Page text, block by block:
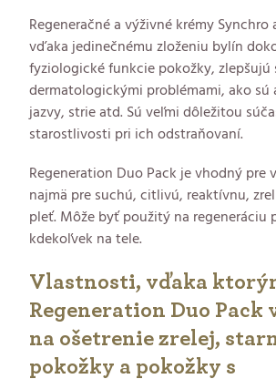
Regeneračné a výživné krémy Synchro
vďaka jedinečnému zloženiu bylín
fyziologické funkcie pokožky, zlepšujú
dermatologickými problémami, ako sú
jazvy, strie atd. Sú veľmi dôležitou
starostlivosti pri ich odstraňovaní.
Regeneration Duo Pack je vhodný pre
najmä pre suchú, citlivú, reaktívnu,
pleť. Môže byť použitý na regeneráciu
kdekoľvek na tele.
Vlastnosti, vďaka
Regeneration Duo Pack
na ošetrenie zrelej,
pokožky a pokožky s